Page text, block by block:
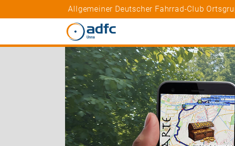
Allgemeiner Deutscher Fahrrad-Club